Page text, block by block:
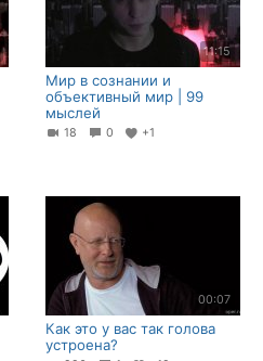
11:15
Мир в сознании и
объективный мир | 99
мыслей
18 0 +1
00:07
Как это у вас так голова
устроена?